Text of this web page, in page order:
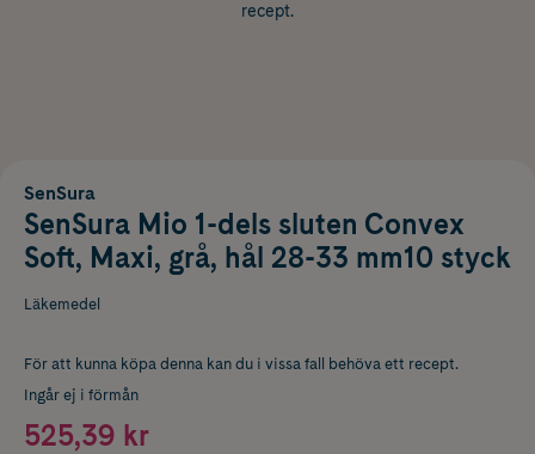
recept.
SenSura
SenSura Mio 1-dels sluten Convex
Soft, Maxi, grå, hål 28-33 mm10 styck
Läkemedel
För att kunna köpa denna kan du i vissa fall behöva ett recept.
Ingår ej i förmån
525,39 kr